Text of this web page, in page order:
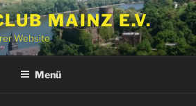
MAINZ E.V.
Website
Menü